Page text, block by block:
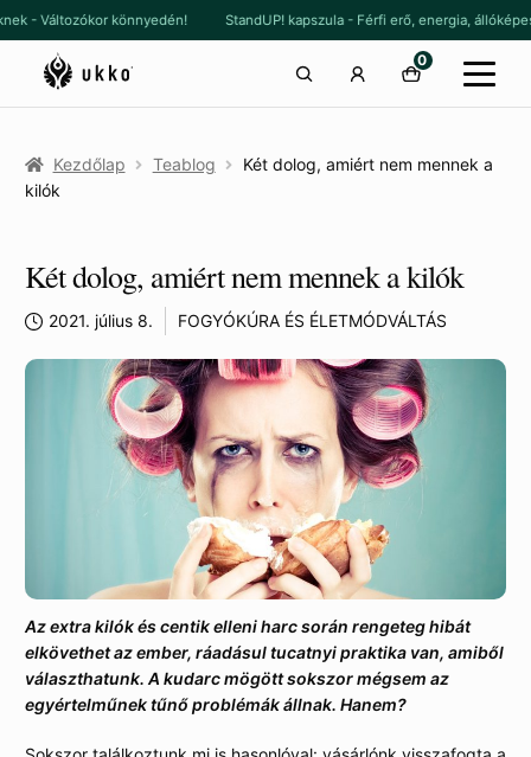
Ugrás
a
navigációhoz
Kilépés
a
tartalomba
- Változókor könnyedén! StandUP! kapszula - Férfi erő, energia,
0
Kezdőlap Teablog
Két dolog, amiért nem mennek a
kilók
Két dolog, amiért nem mennek a kilók
2021. július 8. FOGYÓKÚRA ÉS ÉLETMÓDVÁLTÁS
Az extra kilók és centik elleni harc során rengeteg hibát
elkövethet az ember, ráadásul tucatnyi praktika van, amiből
választhatunk. A kudarc mögött sokszor mégsem az
egyértelműnek tűnő problémák állnak. Hanem?